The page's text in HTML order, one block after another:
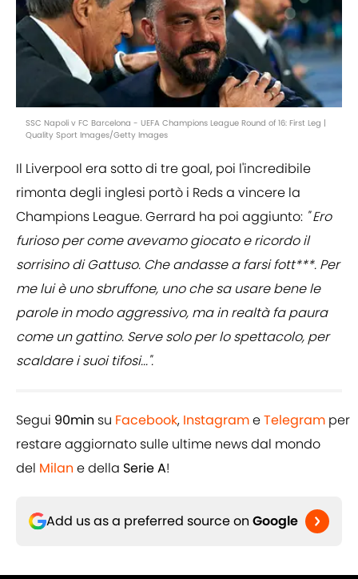
SSC Napoli v FC Barcelona - UEFA Champions League Round of 16: First Leg |
Quality Sport Images/Getty Images
Il Liverpool era sotto di tre goal, poi l'incredibile
rimonta degli inglesi portò i Reds a vincere la
Champions League. Gerrard ha poi aggiunto: " Ero
furioso per come avevamo giocato e ricordo il
sorrisino di Gattuso. Che andasse a farsi fott***. Per
me lui è uno sbruffone, uno che sa usare bene le
parole in modo aggressivo, ma in realtà fa paura
come un gattino. Serve solo per lo spettacolo, per
scaldare i suoi tifosi...".
Segui 90min su Facebook, InstagrameTelegram per
restare aggiornato sulle ultime news dal mondo
del Milan e della Serie A!
Add us as a preferred source on Google